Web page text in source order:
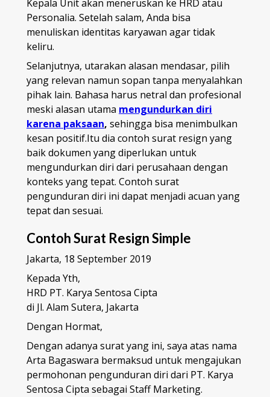
Kepala Unit akan meneruskan ke HRD atau
Personalia. Setelah salam, Anda bisa
menuliskan identitas karyawan agar tidak
keliru.
Selanjutnya, utarakan alasan mendasar, pilih
yang relevan namun sopan tanpa menyalahkan
pihak lain. Bahasa harus netral dan profesional
meski alasan utama mengundurkan diri
karena paksaan, sehingga bisa menimbulkan
kesan positif.Itu dia contoh surat resign yang
baik dokumen yang diperlukan untuk
mengundurkan diri dari perusahaan dengan
konteks yang tepat. Contoh surat
pengunduran diri ini dapat menjadi acuan yang
tepat dan sesuai.
Contoh Surat Resign Simple
Jakarta, 18 September 2019
Kepada Yth,
HRD PT. Karya Sentosa Cipta
di Jl. Alam Sutera, Jakarta
Dengan Hormat,
Dengan adanya surat yang ini, saya atas nama
Arta Bagaswara bermaksud untuk mengajukan
permohonan pengunduran diri dari PT. Karya
Sentosa Cipta sebagai Staff Marketing.